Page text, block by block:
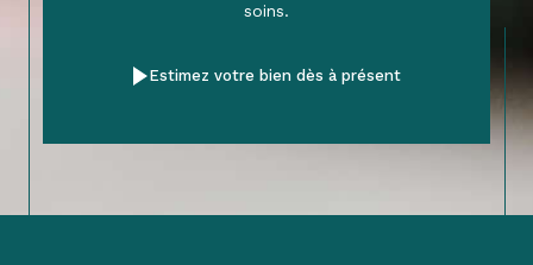
soins.
Estimez votre bien dès à présent